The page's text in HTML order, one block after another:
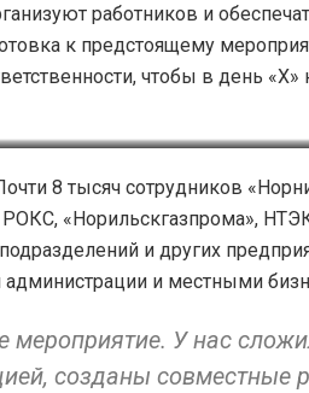
работников и
к предстоящему
чтобы в день «Х»
город»/Марина Ещенко
8 тысяч сотрудников
РОКС, «Норильскгазпрома»,
и других
администрации и местными
У нас
созданы совместные